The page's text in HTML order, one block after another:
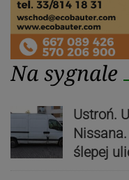
Na sygnale
Ustroń.
ślepej